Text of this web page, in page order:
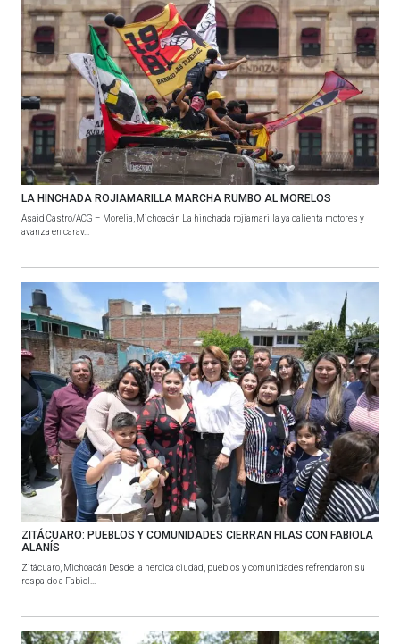
LA HINCHADA ROJIAMARILLA MARCHA RUMBO AL MORELOS
Asaid Castro/ACG – Morelia, Michoacán La hinchada rojiamarilla ya calienta motores y
avanza en carav...
ZITÁCUARO: PUEBLOS Y COMUNIDADES CIERRAN FILAS CON FABIOLA
ALANÍS
Zitácuaro, Michoacán Desde la heroica ciudad, pueblos y comunidades refrendaron su
respaldo a Fabiol...